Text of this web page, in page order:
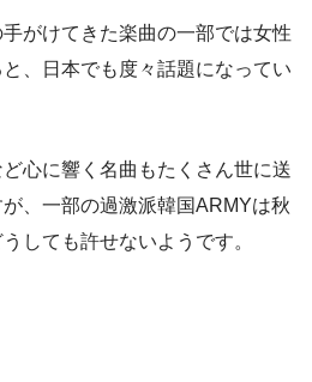
がけてきた楽曲の一部では女性
、日本でも度々話題になってい
ど心に響く名曲もたくさん世に送
、一部の過激派韓国ARMYは秋
しても許せないようです。